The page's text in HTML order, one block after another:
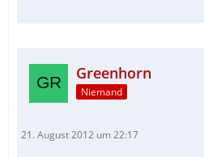
Greenhorn
Niemand
21. August 2012 um 22:17